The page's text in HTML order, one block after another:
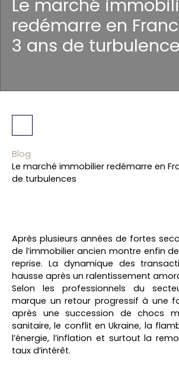
Le marché
redémarre en
3 ans de
Blog
Le marché immobilier redémarre en
de turbulences
Après plusieurs années de fortes
de l’immobilier ancien montre enfin
reprise. La dynamique des
hausse après un ralentissement
Selon les professionnels du
marque un retour progressif à une
après une succession de chocs
sanitaire, le conflit en Ukraine, la
l’énergie, l’inflation et surtout la
taux d’intérêt.